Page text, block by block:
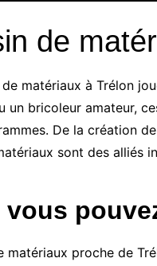
de
matériaux à Trélon
un bricoleur amateur,
De la création
sont des alliés
vous
matériaux proche de